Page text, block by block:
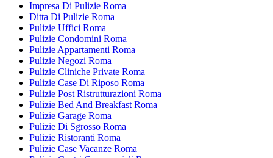
Impresa Di Pulizie Roma
Ditta Di Pulizie Roma
Pulizie Uffici Roma
Pulizie Condomini Roma
Pulizie Appartamenti Roma
Pulizie Negozi Roma
Pulizie Cliniche Private Roma
Pulizie Case Di Riposo Roma
Pulizie Post Ristrutturazioni Roma
Pulizie Bed And Breakfast Roma
Pulizie Garage Roma
Pulizie Di Sgrosso Roma
Pulizie Ristoranti Roma
Pulizie Case Vacanze Roma